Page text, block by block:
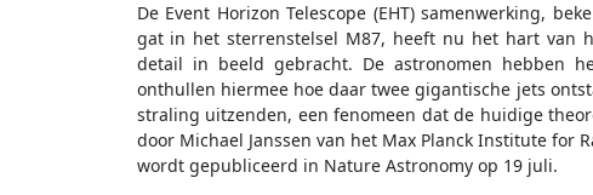
De Event Horizon Telescope (EHT) samenwerking,
gat in het sterrenstelsel M87, heeft nu het hart van
detail in beeld gebracht. De astronomen hebben
onthullen hiermee hoe daar twee gigantische jets
straling uitzenden, een fenomeen dat de huidige
door Michael Janssen van het Max Planck Institute for
wordt gepubliceerd in Nature Astronomy op 19 juli.